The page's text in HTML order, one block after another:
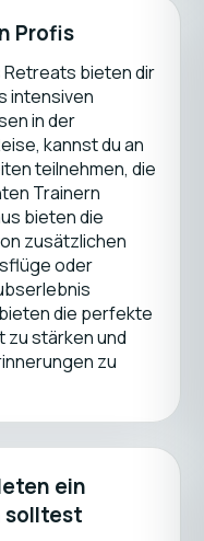
Profis
bieten dir
intensiven
in der
kannst du an
teilnehmen, die
Trainern
bieten die
zusätzlichen
oder
die perfekte
zu stärken und
zu
ein
solltest